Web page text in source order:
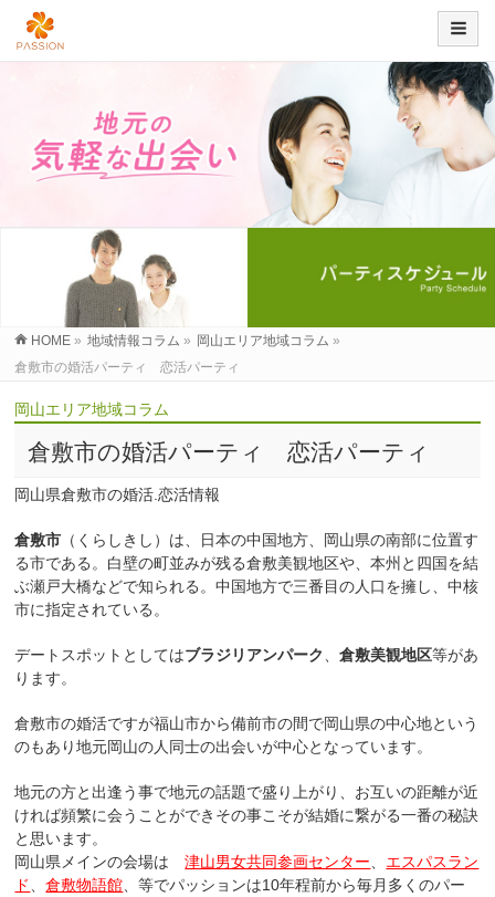
HOME » 地域情報コラム » 岡山エリア地域コラム »
倉敷市の婚活パーティ 恋活パーティ
岡山エリア地域コラム
倉敷市の婚活パーティ 恋活パーティ
岡山県倉敷市の婚活.恋活情報
倉敷市 （くらしきし）は、日本の中国地方、岡山県の南部に位置す
る市である。白壁の町並みが残る倉敷美観地区や、本州と四国を結
ぶ瀬戸大橋などで知られる。中国地方で三番目の人口を擁し、中核
市に指定されている。
デートスポットとしてはブラジリアンパーク 、倉敷美観地区等があ
ります。
倉敷市の婚活ですが福山市から備前市の間で岡山県の中心地という
のもあり地元岡山の人同士の出会いが中心となっています。
地元の方と出逢う事で地元の話題で盛り上がり、お互いの距離が近
ければ頻繁に会うことができその事こそが結婚に繋がる一番の秘訣
と思います。
岡山県メインの会場は津山男女共同参画センター
エスパスラン
ド
、倉敷物語館 、等でパッションは10年程前から毎月多くのパー